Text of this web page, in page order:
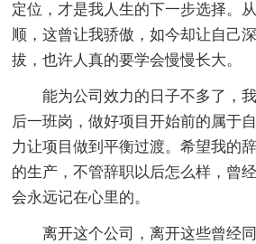
定位，才是我人生的下一步选择。
顺，这曾让我骄傲，如今却让自己
拔，也许人真的要学会慢慢长大。
能为公司效力的日子不多了，
后一班岗，做好项目开始前的属于
力让项目做到平衡过渡。希望我的
的生产，不管辞职以后怎么样，曾
会永远记在心里的。
离开这个公司，离开这些曾经